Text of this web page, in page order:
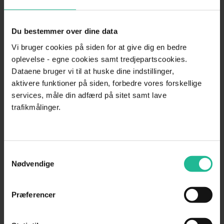
Du bestemmer over dine data
Vi bruger cookies på siden for at give dig en bedre
oplevelse - egne cookies samt tredjepartscookies.
Dataene bruger vi til at huske dine indstillinger,
aktivere funktioner på siden, forbedre vores forskellige
services, måle din adfærd på sitet samt lave
trafikmålinger.
Nødvendige
Præferencer
Hent gratis skylderklæring skabelon
Inkasso: Her er alle skabeloner du skal bruge
Gratis etableringsbudget skabelon
Tilmeld nyhedsbrev
Seneste indlæg